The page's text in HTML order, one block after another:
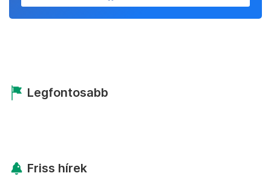
Legfontosabb
Friss hírek